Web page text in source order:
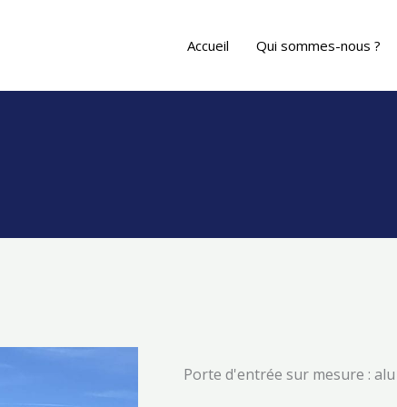
Accueil Qui sommes-nous ?
Porte d'entrée sur mesure :